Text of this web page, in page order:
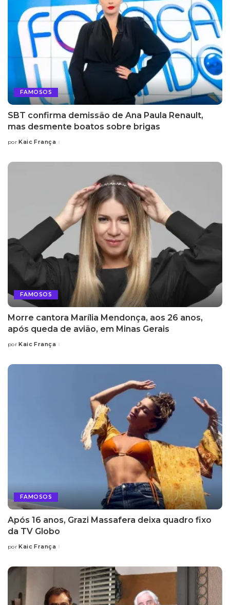
FAMOSOS
SBT confirma demissão de Ana Paula Renault,
mas desmente boatos sobre brigas
Posted
por Kaic França
FAMOSOS
Morre cantora Marília Mendonça, aos 26 anos,
após queda de avião, em Minas Gerais
Posted
por Kaic França
FAMOSOS
Após 16 anos, Grazi Massafera deixa quadro fixo
da TV Globo
Posted
por Kaic França